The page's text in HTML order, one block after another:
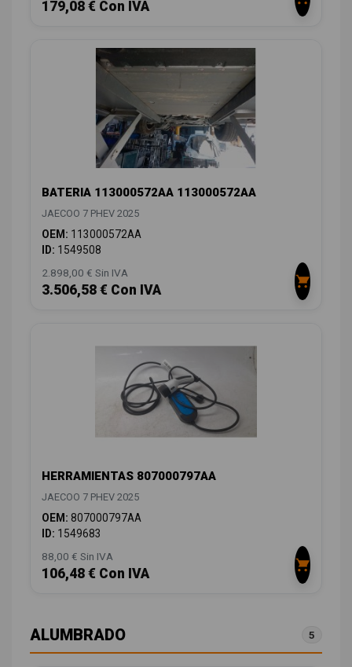
179,08 € Con IVA
BATERIA 113000572AA 113000572AA
JAECOO 7 PHEV 2025
OEM: 113000572AA
ID: 1549508
2.898,00 € Sin IVA
3.506,58 € Con IVA
HERRAMIENTAS 807000797AA
JAECOO 7 PHEV 2025
OEM: 807000797AA
ID: 1549683
88,00 € Sin IVA
106,48 € Con IVA
ALUMBRADO 5